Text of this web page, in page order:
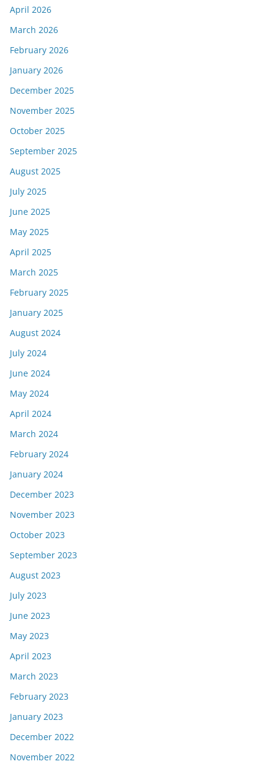
April 2026
March 2026
February 2026
January 2026
December 2025
November 2025
October 2025
September 2025
August 2025
July 2025
June 2025
May 2025
April 2025
March 2025
February 2025
January 2025
August 2024
July 2024
June 2024
May 2024
April 2024
March 2024
February 2024
January 2024
December 2023
November 2023
October 2023
September 2023
August 2023
July 2023
June 2023
May 2023
April 2023
March 2023
February 2023
January 2023
December 2022
November 2022